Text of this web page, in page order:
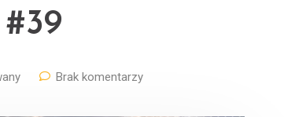
Brak komentarzy